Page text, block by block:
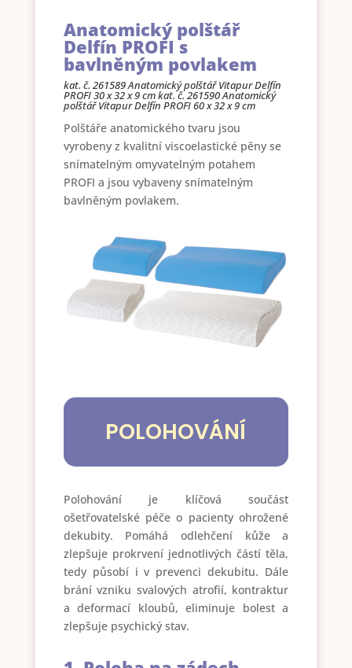
Anatomický polštář
Delfín PROFI s
bavlněným povlakem
kat. č. 261589 Anatomický polštář Vitapur Delfín
PROFI 30 x 32 x 9 cmkat. č. 261590 Anatomický
polštář Vitapur Delfín PROFI 60 x 32 x 9 cm
Polštáře anatomického tvaru jsou
vyrobeny z kvalitní viscoelastické pěny se
snímatelným omyvatelným potahem
PROFI a jsou vybaveny snímatelným
bavlněným povlakem.
POLOHOVÁNÍ
Polohování je klíčová součást
ošetřovatelské péče o pacienty ohrožené
dekubity. Pomáhá odlehčení kůže a
zlepšuje prokrvení jednotlivých částí těla,
tedy působí i v prevenci dekubitu. Dále
brání vzniku svalových atrofií, kontraktur
a deformací kloubů, eliminuje bolest a
zlepšuje psychický stav.